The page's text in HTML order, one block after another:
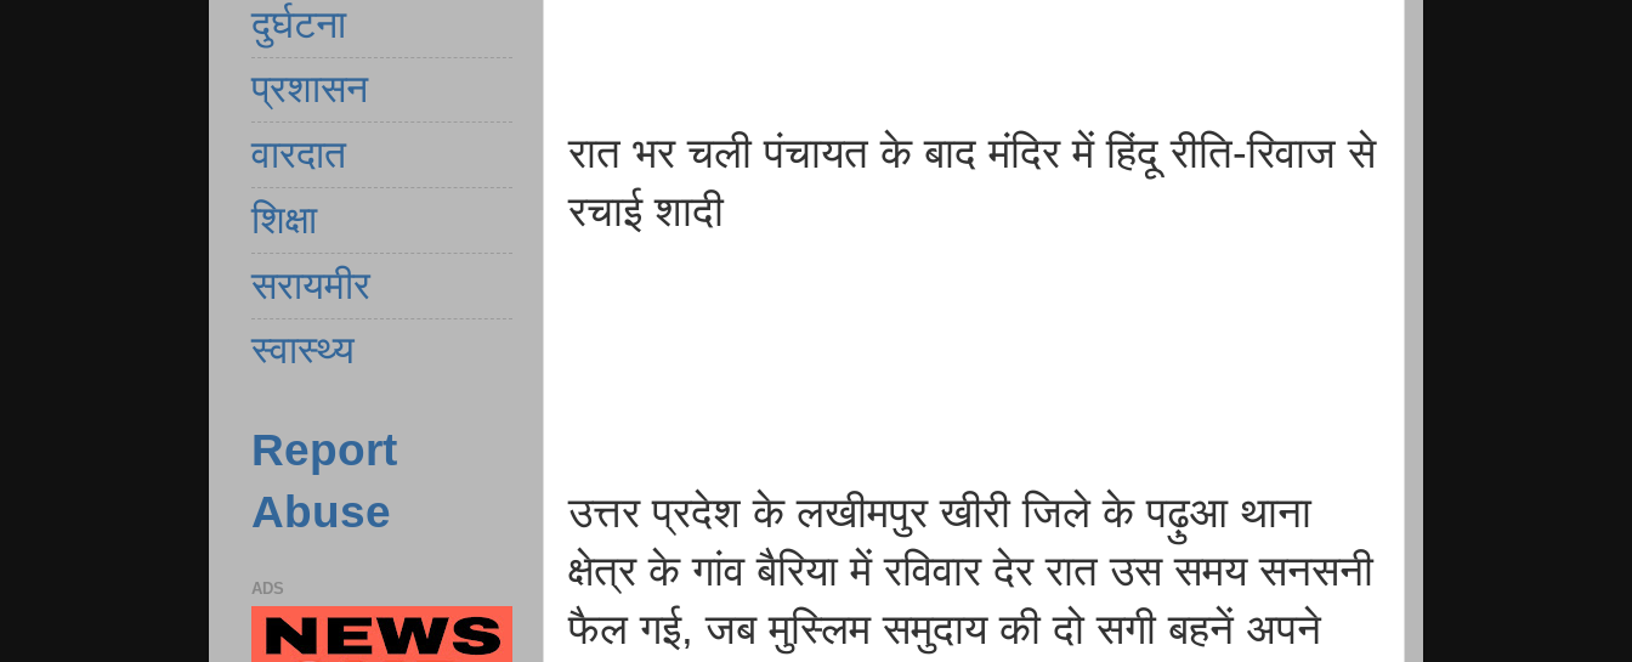
रात भर चली पंचायत के बाद मंदिर में हिंदू रीति-रिवाज से
रचाई शादी
उत्तर प्रदेश के लखीमपुर खीरी जिले के पढ़ुआ थाना
क्षेत्र के गांव बैरिया में रविवार देर रात उस समय सनसनी
फैल गई, जब मुस्लिम समुदाय की दो सगी बहनें अपने
दुर्घटना
प्रशासन
वारदात
शिक्षा
सरायमीर
स्वास्थ्य
Report
Abuse
ADS